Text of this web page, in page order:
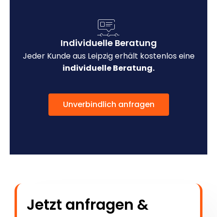
Individuelle Beratung
Jeder Kunde aus Leipzig erhält kostenlos eine
individuelle Beratung.
Unverbindlich anfragen
Jetzt anfragen &